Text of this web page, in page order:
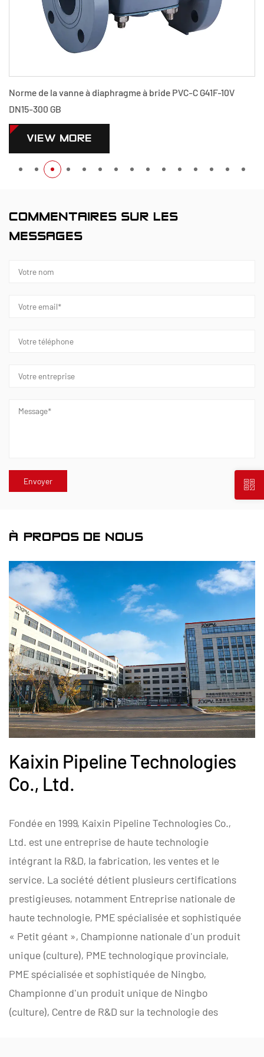
Norme de la vanne à diaphragme à bride PVC-C G41F-10V
DN15-300 GB
VIEW MORE
COMMENTAIRES SUR LES
MESSAGES
À PROPOS DE NOUS
Kaixin Pipeline Technologies
Co., Ltd.
Fondée en 1999, Kaixin Pipeline Technologies Co.,
Ltd. est une entreprise de haute technologie
intégrant la R&D, la fabrication, les ventes et le
service. La société détient plusieurs certifications
prestigieuses, notamment Entreprise nationale de
haute technologie, PME spécialisée et sophistiquée
« Petit géant », Championne nationale d'un produit
unique (culture), PME technologique provinciale,
PME spécialisée et sophistiquée de Ningbo,
Championne d'un produit unique de Ningbo
(culture), Centre de R&D sur la technologie des